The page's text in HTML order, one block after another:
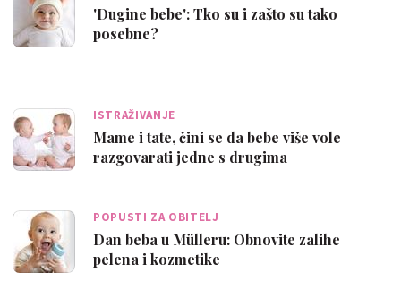
'Dugine bebe': Tko su i zašto su tako
posebne?
ISTRAŽIVANJE
Mame i tate, čini se da bebe više vole
razgovarati jedne s drugima
POPUSTI ZA OBITELJ
Dan beba u Mülleru: Obnovite zalihe
pelena i kozmetike